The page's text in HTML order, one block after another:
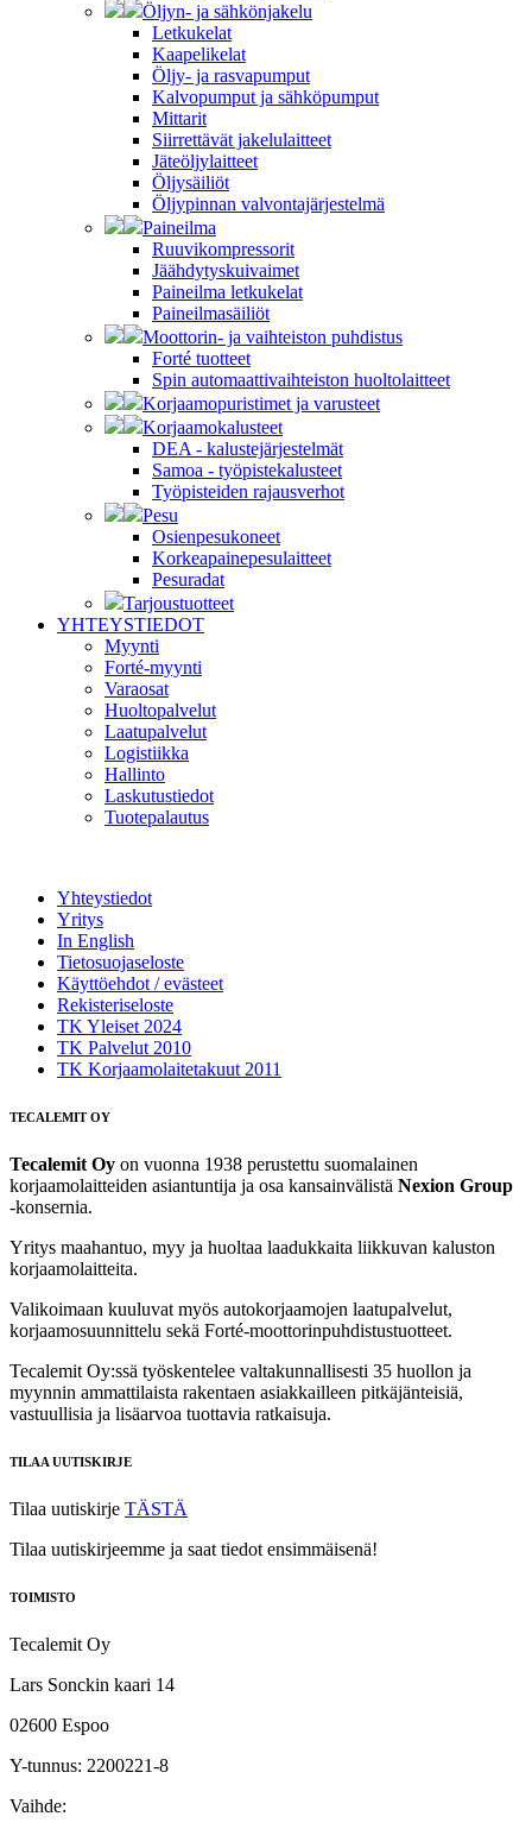
Öljyn- ja sähkönjakelu
Letkukelat
Kaapelikelat
Öljy- ja rasvapumput
Kalvopumput ja sähköpumput
Mittarit
Siirrettävät jakelulaitteet
Jäteöljylaitteet
Öljysäiliöt
Öljypinnan valvontajärjestelmä
Paineilma
Ruuvikompressorit
Jäähdytyskuivaimet
Paineilma letkukelat
Paineilmasäiliöt
Moottorin- ja vaihteiston puhdistus
Forté tuotteet
Spin automaattivaihteiston huoltolaitteet
Korjaamopuristimet ja varusteet
Korjaamokalusteet
DEA - kalustejärjestelmät
Samoa - työpistekalusteet
Työpisteiden rajausverhot
Pesu
Osienpesukoneet
Korkeapainepesulaitteet
Pesuradat
Tarjoustuotteet
YHTEYSTIEDOT
Myynti
Forté-myynti
Varaosat
Huoltopalvelut
Laatupalvelut
Logistiikka
Hallinto
Laskutustiedot
Tuotepalautus
Yhteystiedot
Yritys
In English
Tietosuojaseloste
Käyttöehdot / evästeet
Rekisteriseloste
TK Yleiset 2024
TK Palvelut 2010
TK Korjaamolaitetakuut 2011
TECALEMIT OY
Tecalemit Oy on vuonna 1938 perustettu suomalainen
korjaamolaitteiden asiantuntija ja osa kansainvälistä Nexion Group
-konsernia.
Yritys maahantuo, myy ja huoltaa laadukkaita liikkuvan kaluston
korjaamolaitteita.
Valikoimaan kuuluvat myös autokorjaamojen laatupalvelut,
korjaamosuunnittelu sekä Forté‑moottorinpuhdistustuotteet.
Tecalemit Oy:ssä työskentelee valtakunnallisesti 35 huollon ja
myynnin ammattilaista rakentaen asiakkailleen pitkäjänteisiä,
vastuullisia ja lisäarvoa tuottavia ratkaisuja.
TILAA UUTISKIRJE
Tilaa uutiskirje TÄSTÄ
Tilaa uutiskirjeemme ja saat tiedot ensimmäisenä!
TOIMISTO
Tecalemit Oy
Lars Sonckin kaari 14
02600 Espoo
Y-tunnus: 2200221-8
Vaihde: